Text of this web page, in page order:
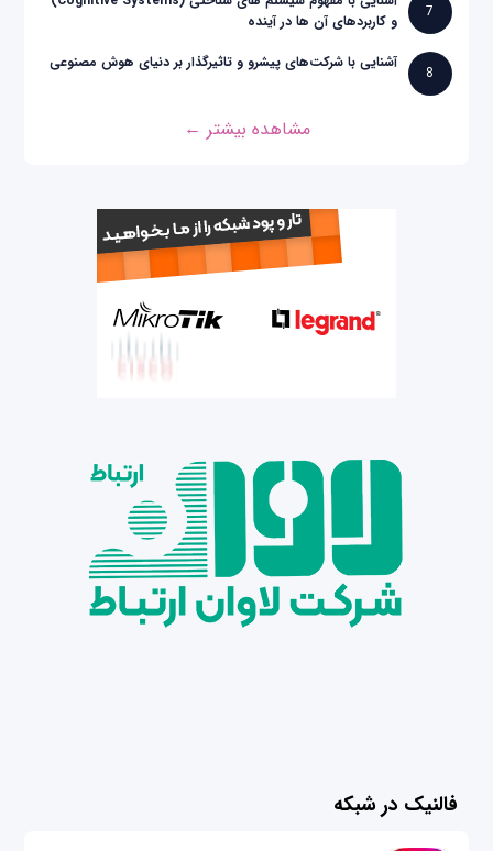
7
و کاربردهای آن ها در آینده
8
آشنایی با شرکت‌های پیشرو و تاثیرگذار بر دنیای هوش مصنوعی
مشاهده بیشتر ←
فالنیک در شبکه